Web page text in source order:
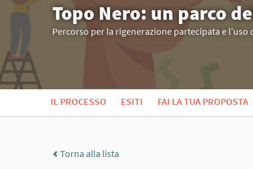
Topo Nero: un parco
Percorso per la rigenerazione partecipata e l’uso
IL PROCESSO ESITI FAI LA TUA PROPOSTA
Torna alla lista